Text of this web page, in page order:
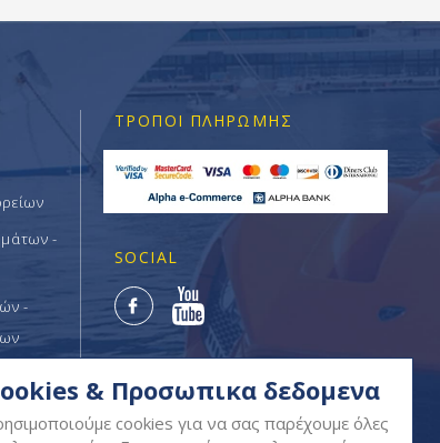
-
-
ΤΡΌΠΟΙ ΠΛΗΡΩΜΉΣ
SOCIAL
& Προσωπικα δεδομενα
cookies για να σας παρέχουμε όλες